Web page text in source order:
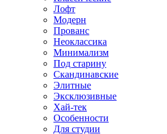
Лофт
Модерн
Прованс
Неоклассика
Минимализм
Под старину
Скандинавские
Элитные
Эксклюзивные
Хай-тек
Особенности
Для студии